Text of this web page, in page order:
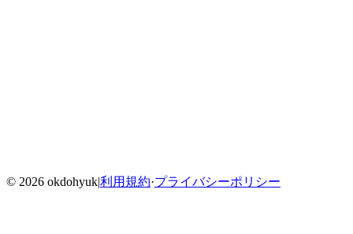
© 2026 okdohyuk|利用規約·プライバシーポリシー